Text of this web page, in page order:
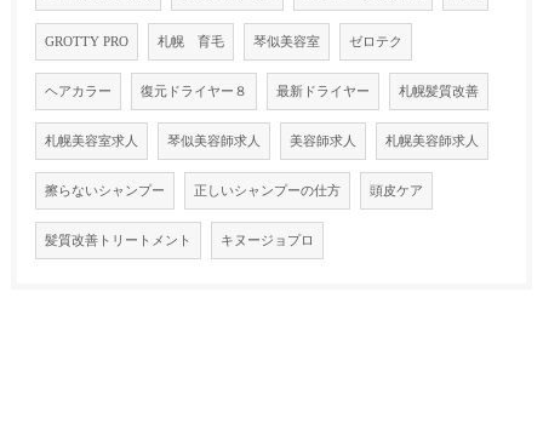
GROTTY PRO 札幌 育毛 琴似美容室 ゼロテク
ヘアカラー 復元ドライヤー８ 最新ドライヤー 札幌髪質改善
札幌美容室求人 琴似美容師求人 美容師求人 札幌美容師求人
擦らないシャンプー 正しいシャンプーの仕方 頭皮ケア
髪質改善トリートメント キヌージョプロ